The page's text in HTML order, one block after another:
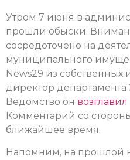
Утром 7 июня в
прошли обыски.
сосредоточено на
муниципального
News29 из собственных
директор
Ведомство он возглавил
Комментарий со
ближайшее время.
Напомним, на прошлой